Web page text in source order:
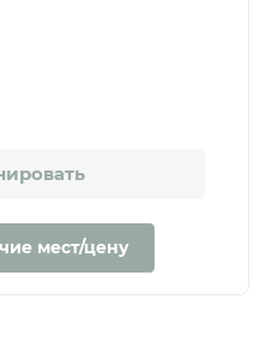
мест/цену